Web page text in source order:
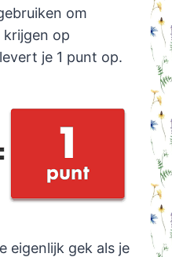
om
krijgen op
je 1 punt op.
eigenlijk gek als je